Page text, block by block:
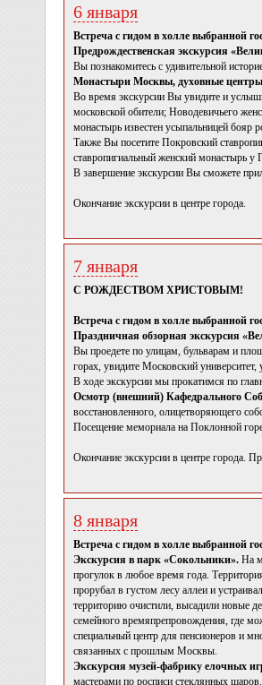
6 января
Встреча с гидом в холле выбранной
Предрождественская экскурсия
Вы познакомитесь с удивительной
Монастыри Москвы, духовные
Во время экскурсии Вы увидите и
московской обители; Новодевичьего
монастырь известен усыпальницей бояр
Также Вы посетите Покровский
ставропигиальный женский монастырь у
В завершение экскурсии Вы сможете
Окончание экскурсии в центре города.
7 января
С РОЖДЕСТВОМ ХРИСТОВЫМ!
Встреча с гидом в холле выбранной
Праздничная обзорная экскурсия
Вы проедете по улицам, бульварам и
горах, увидите Московский
В ходе экскурсии мы прокатимся по
Осмотр (внешний) Кафедрального
восстановленного, олицетворяющего
Посещение мемориала на Поклонной
Окончание экскурсии в центре города.
8 января
Встреча с гидом в холле выбранной
Экскурсия в парк «Сокольники». На
прогулок в любое время года.
прорубал в густом лесу аллеи и
территорию очистили, высадили новые
семейного времяпрепровождения, где
специальный центр для пенсионеров и
связанных с прошлым Москвы.
Экскурсия музей-фабрику елочных
мастерами по росписи стеклянных